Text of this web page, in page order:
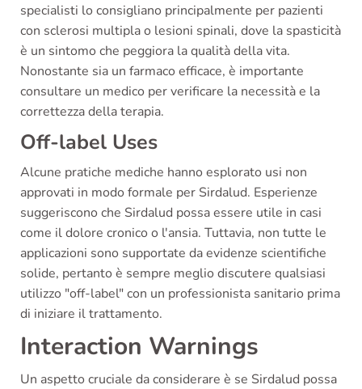
specialisti lo consigliano principalmente per pazienti
con sclerosi multipla o lesioni spinali, dove la spasticità
è un sintomo che peggiora la qualità della vita.
Nonostante sia un farmaco efficace, è importante
consultare un medico per verificare la necessità e la
correttezza della terapia.
Off-label Uses
Alcune pratiche mediche hanno esplorato usi non
approvati in modo formale per Sirdalud. Esperienze
suggeriscono che Sirdalud possa essere utile in casi
come il dolore cronico o l'ansia. Tuttavia, non tutte le
applicazioni sono supportate da evidenze scientifiche
solide, pertanto è sempre meglio discutere qualsiasi
utilizzo "off-label" con un professionista sanitario prima
di iniziare il trattamento.
Interaction Warnings
Un aspetto cruciale da considerare è se Sirdalud possa